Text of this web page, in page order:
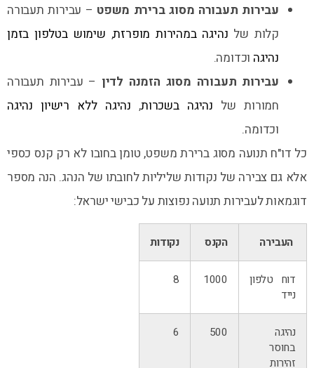
עבירות תעבורה מסוג ברירת משפט – עבירות תעבורה
קלות של נהיגה במהירות מופרזת, שימוש בטלפון בזמן
נהיגה וכדומה.
עבירות תעבורה מסוג הזמנה לדין – עבירות תעבורה
חמורות של נהיגה בשכרות, נהיגה ללא רישיון נהיגה
וכדומה.
כל דו"ח תנועה מסוג ברירת משפט, טומן בחובו לא רק קנס כספי
אלא גם צבירה של נקודות שליליות לחובתו של הנהג. הנה מספר
דוגמאות לעבירות תנועה נפוצות על כבישי ישראל:
העבירה הקנס נקודות
דוח טלפון
נייד
1000
8
נהיגה
בחוסר
זהירות
500
6